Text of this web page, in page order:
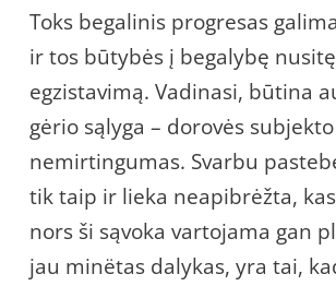
Toks begalinis progresas
ir tos būtybės į begalybę
egzistavimą. Vadinasi, būtina
gėrio sąlyga – dorovės
nemirtingumas. Svarbu
tik taip ir lieka neapibrėžta,
nors ši sąvoka vartojama gan
jau minëtas dalykas, yra tai,